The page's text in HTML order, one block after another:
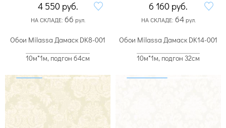
4 550 руб.
НА СКЛАДЕ: 66 рул.
6 160 руб.
НА СКЛАДЕ: 64рул.
Обои Milassa Дамаск DK8-001
10м*1м, подгон 64см
Обои Milassa Дамаск DK14-001
10м*1м, подгон 32см